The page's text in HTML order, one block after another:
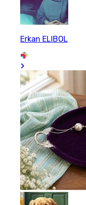
Erkan ELIBOL